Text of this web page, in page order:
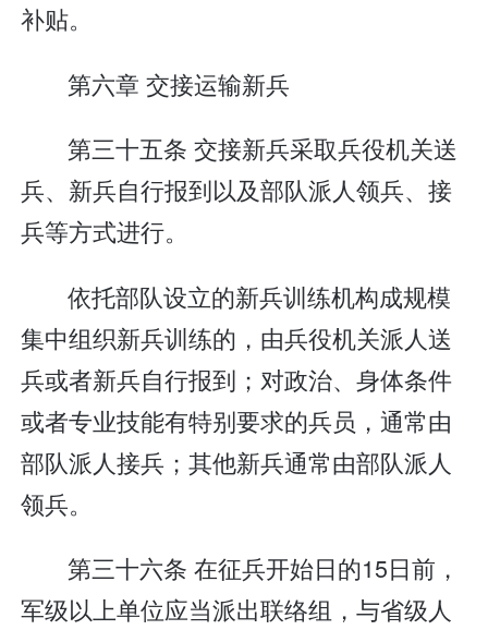
补贴。
第六章 交接运输新兵
第三十五条 交接新兵采取兵役机关送
兵、新兵自行报到以及部队派人领兵、接
兵等方式进行。
依托部队设立的新兵训练机构成规模
集中组织新兵训练的，由兵役机关派人送
兵或者新兵自行报到；对政治、身体条件
或者专业技能有特别要求的兵员，通常由
部队派人接兵；其他新兵通常由部队派人
领兵。
第三十六条 在征兵开始日的15日前，
军级以上单位应当派出联络组，与省级人